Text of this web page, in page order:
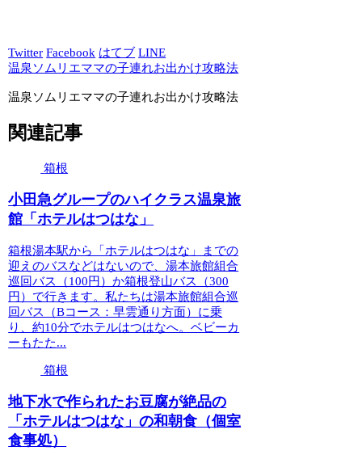
Twitter Facebook はてブ LINE
温泉ソムリエママの子連れお出かけ攻略法
温泉ソムリエママの子連れお出かけ攻略法
関連記事
箱根
小田急グループのハイクラス温泉旅
館「ホテルはつはな」
箱根湯本駅から「ホテルはつはな」までの
迎えのバスなどはないので、湯本旅館組合
巡回バス（100円）か箱根登山バス（300
円）で行きます。私たちは湯本旅館組合巡
回バス（Bコース：早雲通り方面）に乗
り、約10分でホテルはつはなへ。ベビーカ
ーもたた...
箱根
地下水で作られたお豆腐が絶品の
「ホテルはつはな」の和朝食（個室
食事処）